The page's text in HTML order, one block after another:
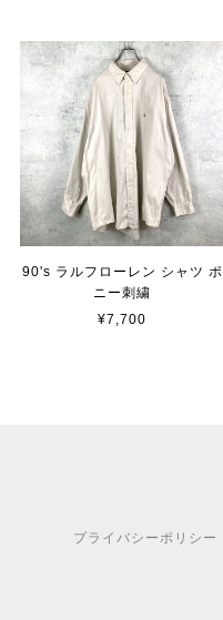
90's ラルフローレン シャツ ポ
ニー刺繍
¥7,700
プライバシーポリシー